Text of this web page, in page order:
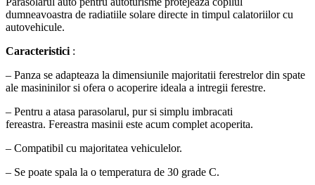
dumneavoastra de radiatiile solare directe in timpul calatoriilor cu
autovehicule.
Caracteristici :
– Panza se adapteaza la dimensiunile majoritatii ferestrelor din spate
ale masininilor si ofera o acoperire ideala a intregii ferestre.
– Pentru a atasa parasolarul, pur si simplu imbracati
fereastra. Fereastra masinii este acum complet acoperita.
– Compatibil cu majoritatea vehiculelor.
– Se poate spala la o temperatura de 30 grade C.